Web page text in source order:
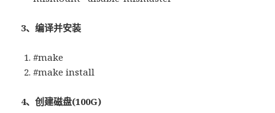
3、编译并安装
#make
#make install
4、创建磁盘(100G)